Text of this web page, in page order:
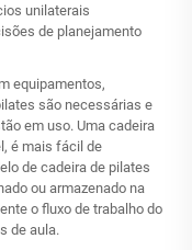
unilaterais
de planejamento
equipamentos,
são necessárias e
em uso. Uma cadeira
é mais fácil de
de cadeira de pilates
ou armazenado na
o fluxo de trabalho do
de aula.